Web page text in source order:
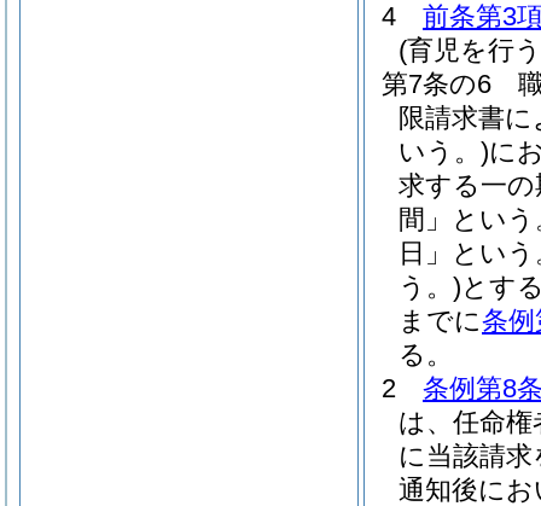
4
前条第3
(育児を行
第7条の6
限請求書
いう。)に
求する一の
間」という
日」という
う。)とす
までに条
る。
2
条例第8
は、任命
に当該請
通知後に